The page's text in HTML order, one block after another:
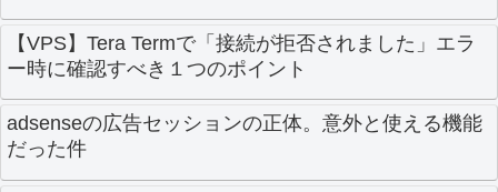
【VPS】Tera Termで「接続が拒否されました」エラ
ー時に確認すべき１つのポイント
adsenseの広告セッションの正体。意外と使える機能
だった件